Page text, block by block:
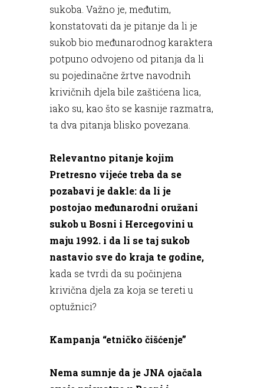
sukoba. Važno je, međutim,
konstatovati da je pitanje da li je
sukob bio međunarodnog karaktera
potpuno odvojeno od pitanja da li
su pojedinačne žrtve navodnih
krivičnih djela bile zaštićena lica,
iako su, kao što se kasnije razmatra,
ta dva pitanja blisko povezana.
Relevantno pitanje kojim
Pretresno vijeće treba da se
pozabavi je dakle: da li je
postojao međunarodni oružani
sukob u Bosni i Hercegovini u
maju 1992. i da li se taj sukob
nastavio sve do kraja te godine,
kada se tvrdi da su počinjena
krivična djela za koja se tereti u
optužnici?
Kampanja “etničko čišćenje”
Nema sumnje da je JNA ojačala